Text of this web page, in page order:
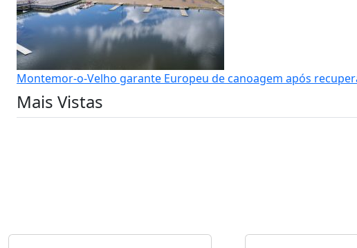
Montemor-o-Velho garante Europeu de canoagem após
Mais Vistas